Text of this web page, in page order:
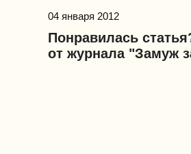
04 января 2012
Понравилась
от журнала "Замуж